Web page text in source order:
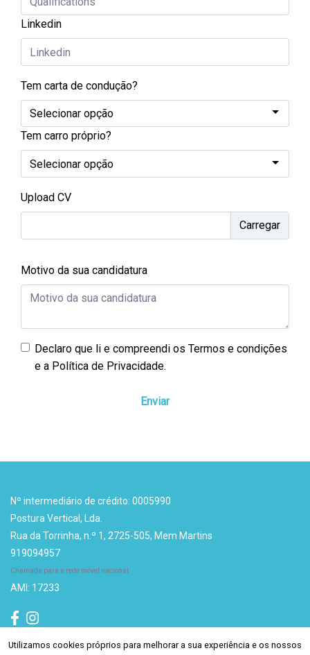
Utilizamos cookies próprios para melhorar a sua experiência e os nossos
Linkedin
Tem carta de condução?
Tem carro próprio?
Upload CV
Motivo da sua candidatura
Declaro que li e compreendi os Termos e condições
e a Política de Privacidade.
Enviar
Nº intermediário de crédito: 0005990
Postura Vertical, Lda.
Rua da Torrinha, n.º 1, 2725-505, Mem Martins
919094957
Chamada para a rede móvel nacional
AMI: 17233
Utilizamos cookies próprios para melhorar a sua experiência e os nossos